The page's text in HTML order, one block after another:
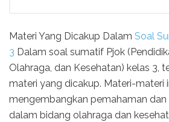
Materi Yang Dicakup Dalam Soal
3 Dalam soal sumatif Pjok
Olahraga, dan Kesehatan) kelas 3,
materi yang dicakup. Materi-materi
mengembangkan pemahaman
dalam bidang olahraga dan